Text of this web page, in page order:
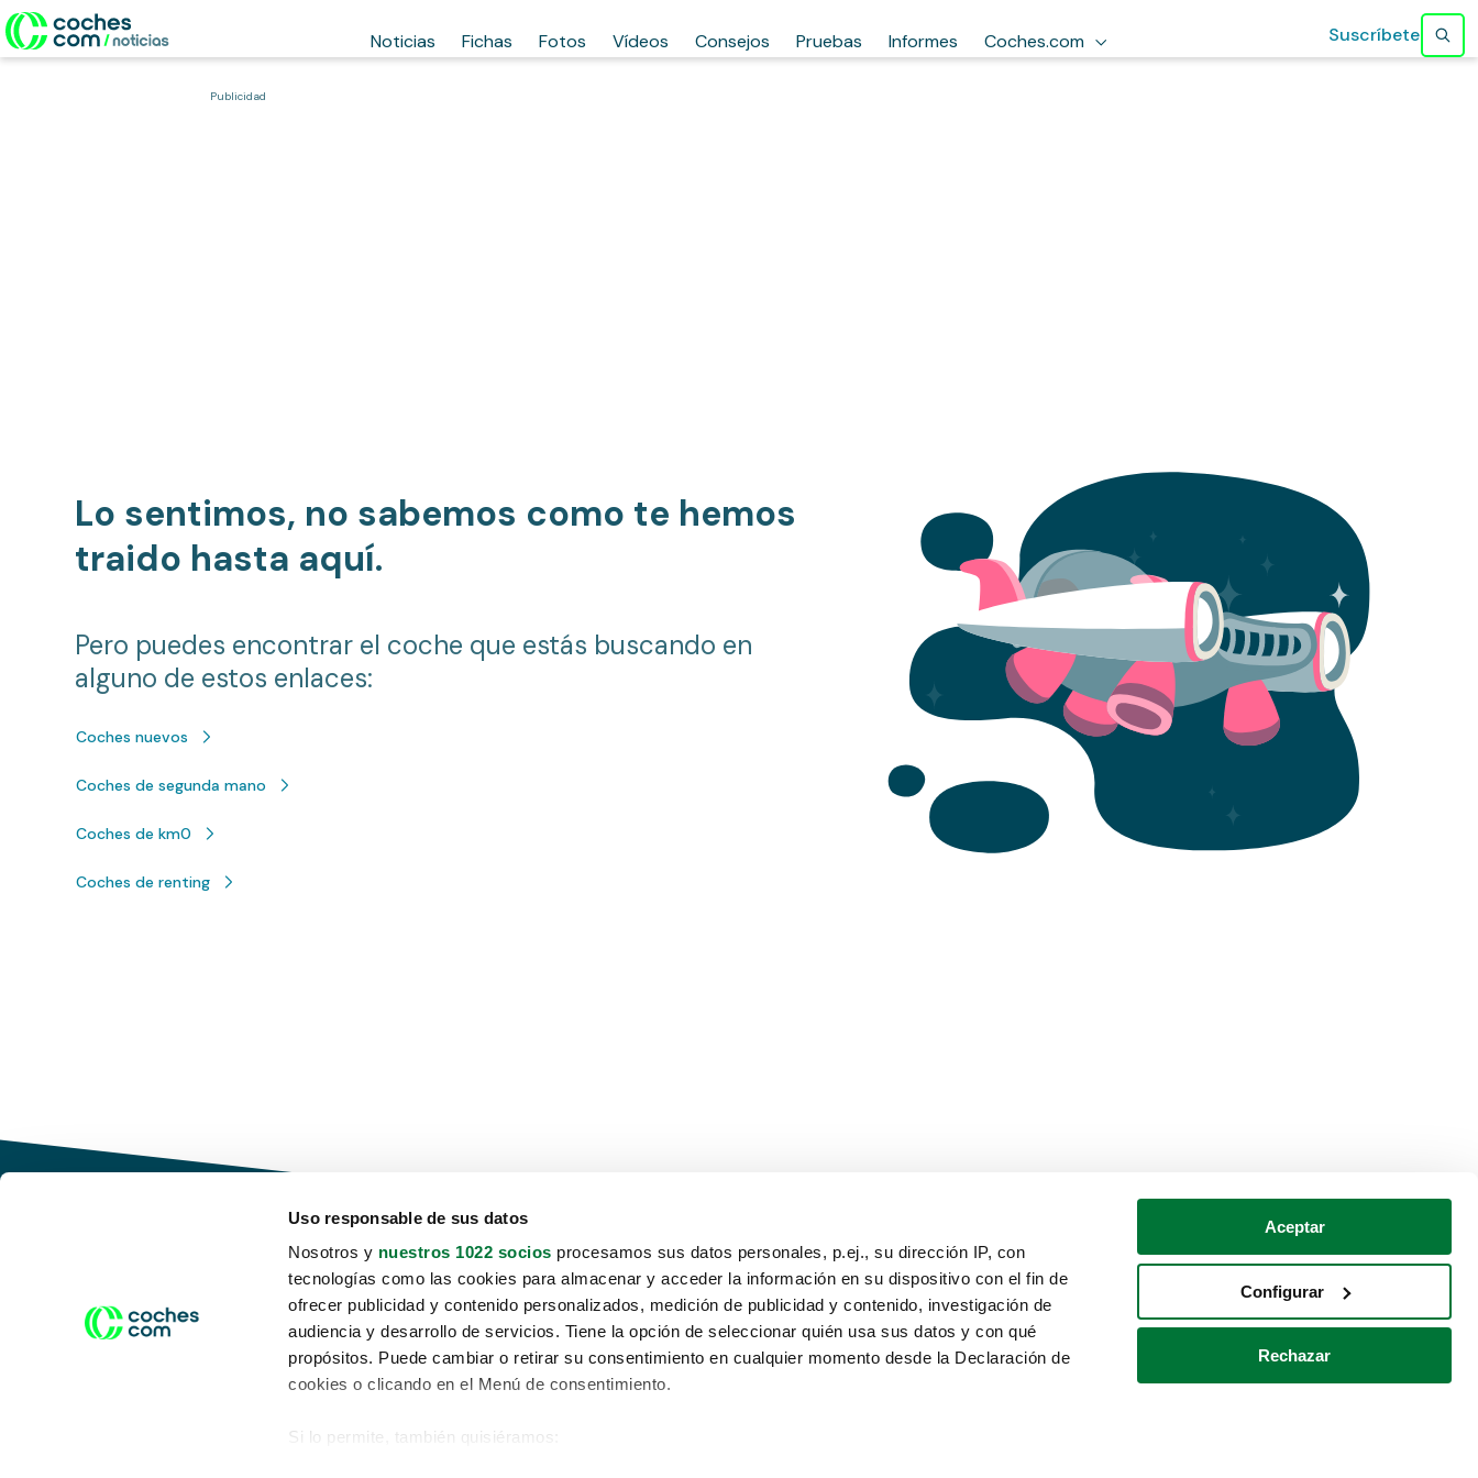
Uso responsable de sus datos
Nosotros y nuestros 1022 socios procesamos sus datos personales, p.ej., su dirección IP, con
tecnologías como las cookies para almacenar y acceder la información en su dispositivo con el fin de
ofrecer publicidad y contenido personalizados, medición de publicidad y contenido, investigación de
audiencia y desarrollo de servicios. Tiene la opción de seleccionar quién usa sus datos y con qué
propósitos. Puede cambiar o retirar su consentimiento en cualquier momento desde la Declaración de
cookies o clicando en el Menú de consentimiento.
Si lo permite, también quisiéramos:
Aceptar
Configurar
Rechazar
Noticias Fichas Fotos Vídeos Consejos Pruebas Informes Coches.com Suscríbete
Publicidad
Lo sentimos, no sabemos como te hemos
traido hasta aquí.
Pero puedes encontrar el coche que estás buscando en
alguno de estos enlaces:
Coches nuevos
Coches de segunda mano
Coches de km0
Coches de renting
Conduce tu futuro,
desata tu movilidad